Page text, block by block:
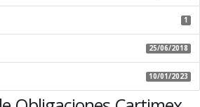
1
25/06/2018
10/01/2023